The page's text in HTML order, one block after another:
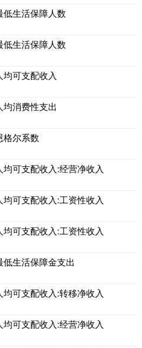
低生活保障人数
低生活保障人数
均可支配收入
均消费性支出
格尔系数
可支配收入:经营净收入
可支配收入:工资性收入
可支配收入:工资性收入
生活保障金支出
可支配收入:转移净收入
可支配收入:经营净收入